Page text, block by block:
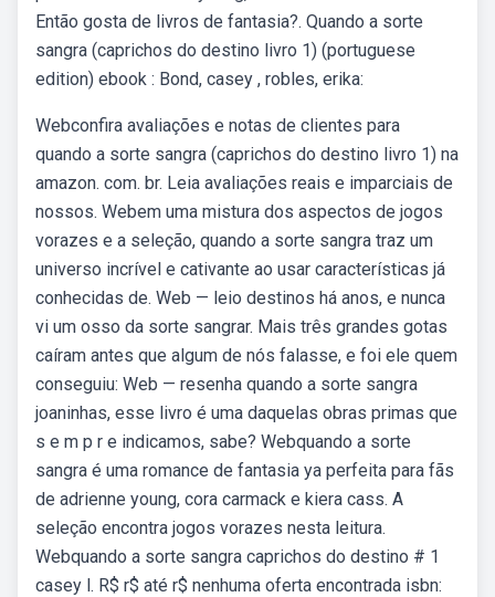
Então gosta de livros de fantasia?. Quando a sorte
sangra (caprichos do destino livro 1) (portuguese
edition) ebook : Bond, casey , robles, erika:
Webconfira avaliações e notas de clientes para
quando a sorte sangra (caprichos do destino livro 1) na
amazon. com. br. Leia avaliações reais e imparciais de
nossos. Webem uma mistura dos aspectos de jogos
vorazes e a seleção, quando a sorte sangra traz um
universo incrível e cativante ao usar características já
conhecidas de. Web — leio destinos há anos, e nunca
vi um osso da sorte sangrar. Mais três grandes gotas
caíram antes que algum de nós falasse, e foi ele quem
conseguiu: Web — resenha quando a sorte sangra
joaninhas, esse livro é uma daquelas obras primas que
s e m p r e indicamos, sabe? Webquando a sorte
sangra é uma romance de fantasia ya perfeita para fãs
de adrienne young, cora carmack e kiera cass. A
seleção encontra jogos vorazes nesta leitura.
Webquando a sorte sangra caprichos do destino # 1
casey l. R$ r$ até r$ nenhuma oferta encontrada isbn: